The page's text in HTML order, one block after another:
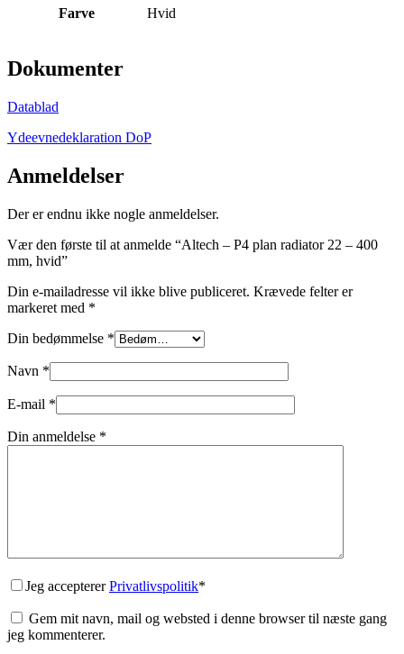
Farve Hvid
Dokumenter
Datablad
Ydeevnedeklaration DoP
Anmeldelser
Der er endnu ikke nogle anmeldelser.
Vær den første til at anmelde “Altech – P4 plan radiator 22 – 400
mm, hvid”
Din e-mailadresse vil ikke blive publiceret. Krævede felter er
markeret med *
Din bedømmelse *
Navn *
E-mail *
Din anmeldelse *
Jeg acceptererPrivatlivspolitik*
Gem mit navn, mail og websted i denne browser til næste gang
jeg kommenterer.